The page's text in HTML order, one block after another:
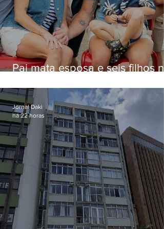
Pai mata esposa e seis filhos
Jornal Daki
há 22 horas